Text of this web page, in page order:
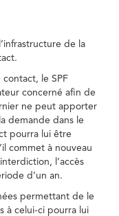
de la
contact, le SPF
concerné afin de
ne peut apporter
demande dans le
pourra lui être
commet à nouveau
l’accès
d’un an.
permettant de le
à celui-ci pourra lui